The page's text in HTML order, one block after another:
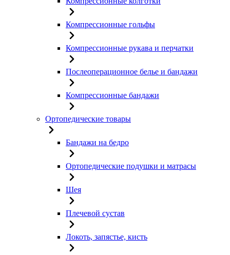
Компрессионные гольфы
Компрессионные рукава и перчатки
Послеоперационное белье и бандажи
Компрессионные бандажи
Ортопедические товары
Бандажи на бедро
Ортопедические подушки и матрасы
Шея
Плечевой сустав
Локоть, запястье, кисть